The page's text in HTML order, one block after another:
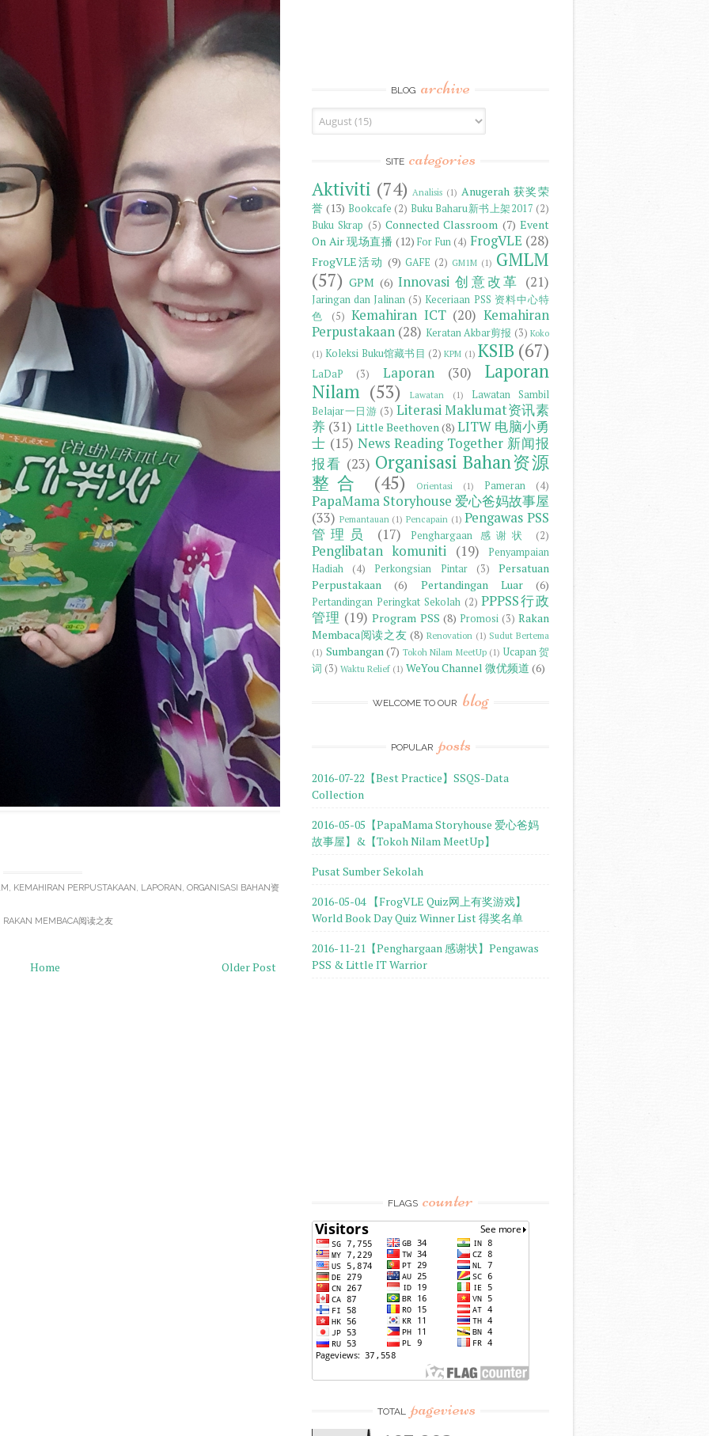
, KEMAHIRAN PERPUSTAKAAN, LAPORAN, ORGANISASI BAHAN资
RAKAN MEMBACA阅读之友
Older Post
Home
BLOG archive
SITE categories
Aktiviti (74) Analisis (1) Anugerah 获奖荣
誉 (13) Bookcafe (2) Buku Baharu新书上架2017 (2)
Buku Skrap (5) Connected Classroom (7) Event
On Air 现场直播 (12) For Fun (4) FrogVLE (28)
FrogVLE活动 (9) GAFE (2) GM1M (1) GMLM
(57) GPM (6) Innovasi 创意改革 (21)
Jaringan dan Jalinan (5) Keceriaan PSS 资料中心特
色
(5) Kemahiran ICT (20) Kemahiran
Perpustakaan (28) Keratan Akbar剪报 (3) Koko
(1) Koleksi Buku馆藏书目 (2) KPM (1) KSIB (67)
LaDaP (3) Laporan (30)
Laporan
Nilam (53) Lawatan (1)
Lawatan Sambil
Belajar一日游 (3) Literasi Maklumat资讯素
养 (31) Little Beethoven(8) LITW 电脑小勇
士 (15) News Reading Together 新闻报
报看 (23) Organisasi Bahan资源
整合
(45) Orientasi (1) Pameran (4)
PapaMama Storyhouse 爱心爸妈故事屋
(33) Pemantauan (1) Pencapain (1) Pengawas PSS
管理员
(17) Penghargaan 感谢状 (2)
Penglibatan komuniti (19)
Penyampaian
Hadiah
(4) Perkongsian Pintar (3)
Persatuan
Perpustakaan
(6) Pertandingan Luar (6)
Pertandingan Peringkat Sekolah (2) PPPSS行政
管理 (19) Program PSS (8) Promosi (3) Rakan
Membaca阅读之友 (8) Renovation (1) Sudut Bertema
(1) Sumbangan(7) Tokoh Nilam MeetUp (1) Ucapan 贺
词 (3) Waktu Relief (1) WeYou Channel 微优频道 (6)
WELCOME TO OUR blog
POPULAR posts
2016-07-22【Best Practice】SSQS-Data
Collection
2016-05-05【PapaMama Storyhouse 爱心爸妈
故事屋】&【Tokoh Nilam MeetUp】
Pusat Sumber Sekolah
2016-05-04 【FrogVLE Quiz网上有奖游戏】
World Book Day Quiz Winner List 得奖名单
2016-11-21【Penghargaan 感谢状】Pengawas
PSS & Little IT Warrior
FLAGS counter
TOTAL pageviews